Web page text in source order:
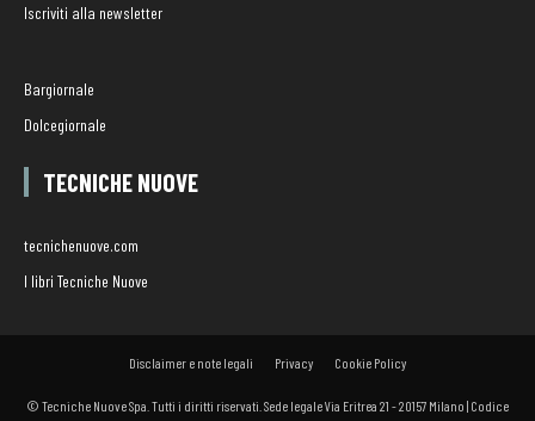
Iscriviti alla newsletter
Bargiornale
Dolcegiornale
TECNICHE NUOVE
tecnichenuove.com
I libri Tecniche Nuove
Disclaimer e note legali Privacy Cookie Policy
© Tecniche Nuove Spa. Tutti i diritti riservati. Sede legale Via Eritrea 21 - 20157 Milano | Codice